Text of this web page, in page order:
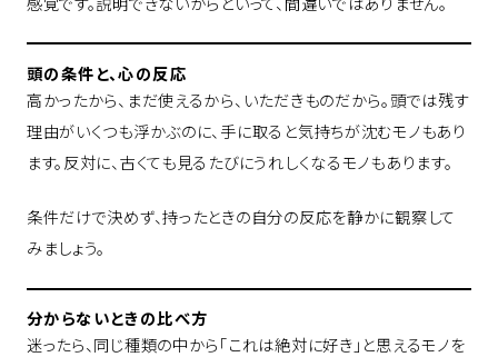
頭の条件と、心の反応
高かったから、まだ使えるから、いただきものだから。頭では残す
理由がいくつも浮かぶのに、手に取ると気持ちが沈むモノもあり
ます。反対に、古くても見るたびにうれしくなるモノもあります。
条件だけで決めず、持ったときの自分の反応を静かに観察して
みましょう。
分からないときの比べ方
迷ったら、同じ種類の中から「これは絶対に好き」と思えるモノを